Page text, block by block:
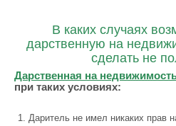
В каких случаях
дарственную на
сделать не
Дарственная на
при таких условиях:
Даритель не имел никаких прав